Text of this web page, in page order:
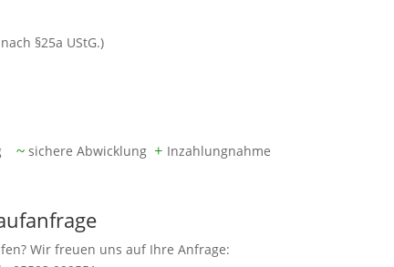
§25a UStG.)
~sichere Abwicklung + Inzahlungnahme
Wir freuen uns auf Ihre Anfrage: